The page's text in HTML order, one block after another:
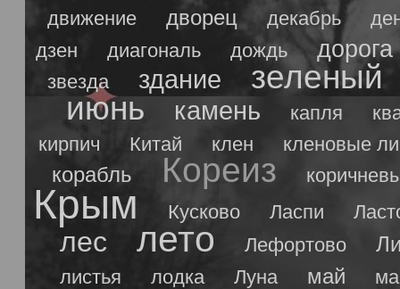
движение
дворец декабрь
дзен
диагональ дождь дорога
звезда здание
зеленый
июнь
камень капля
кирпич
Китай клен кленовые
корабль Кореиз
Крым Кусково Ласпи
лес лето Лефортово
листья лодка Луна май